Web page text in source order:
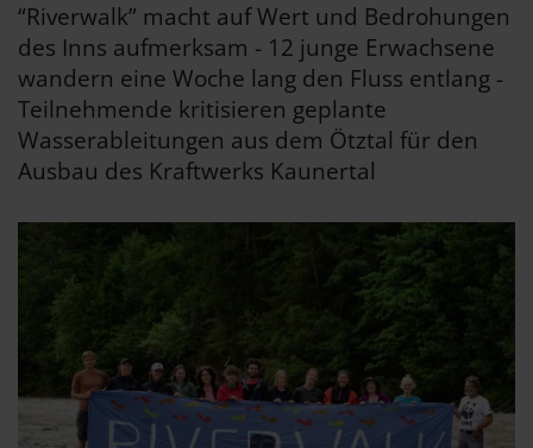
“Riverwalk” macht auf Wert und Bedrohungen
des Inns aufmerksam - 12 junge Erwachsene
wandern eine Woche lang den Fluss entlang -
Teilnehmende kritisieren geplante
Wasserableitungen aus dem Ötztal für den
Ausbau des Kraftwerks Kaunertal